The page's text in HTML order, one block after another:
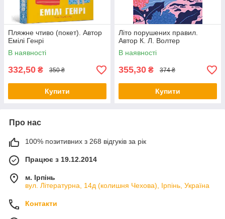
Пляжне чтиво (покет). Автор
Емілі Генрі
В наявності
332,50 ₴ 350 ₴
Купити
Літо порушених правил.
Автор К. Л. Волтер
В наявності
355,30 ₴ 374 ₴
Купити
Про нас
100% позитивних з 268 відгуків за рік
Працює з 19.12.2014
м. Ірпінь
вул. Літературна, 14д (колишня Чехова), Ірпінь, Україна
Контакти